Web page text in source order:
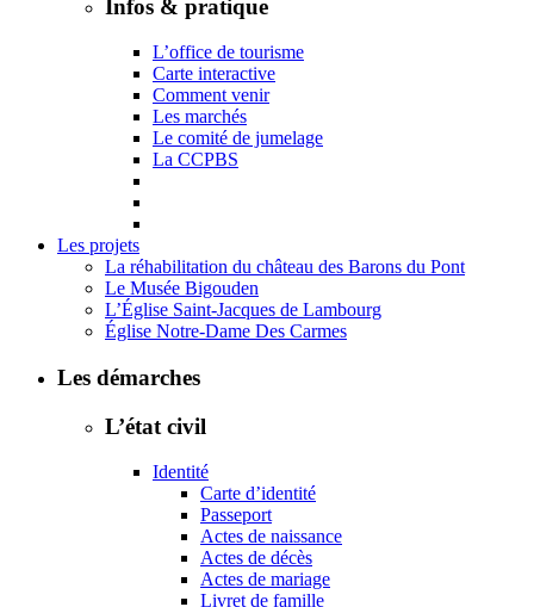
Infos & pratique
L’office de tourisme
Carte interactive
Comment venir
Les marchés
Le comité de jumelage
La CCPBS
Les projets
La réhabilitation du château des Barons du Pont
Le Musée Bigouden
L’Église Saint-Jacques de Lambourg
Église Notre-Dame Des Carmes
Les démarches
L’état civil
Identité
Carte d’identité
Passeport
Actes de naissance
Actes de décès
Actes de mariage
Livret de famille